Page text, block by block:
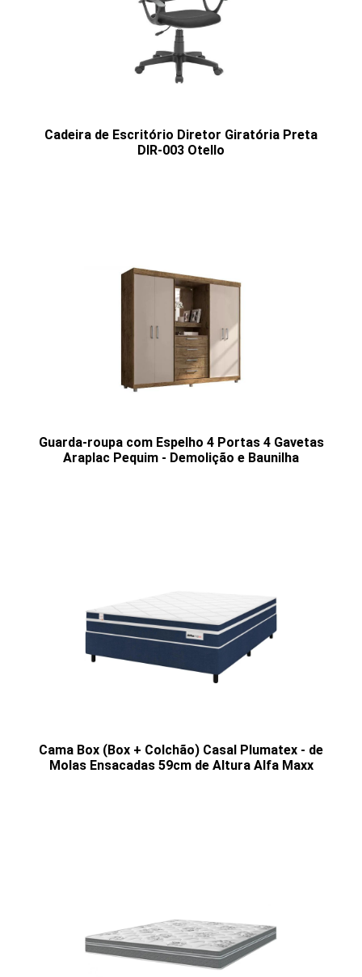
Cadeira de Escritório Diretor Giratória Preta
DIR-003 Otello
Guarda-roupa com Espelho 4 Portas 4 Gavetas
Araplac Pequim - Demolição e Baunilha
Cama Box (Box + Colchão) Casal Plumatex - de
Molas Ensacadas 59cm de Altura Alfa Maxx